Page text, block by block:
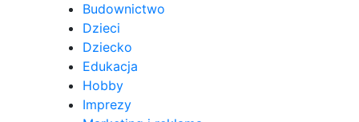
Budownictwo
Dzieci
Dziecko
Edukacja
Hobby
Imprezy